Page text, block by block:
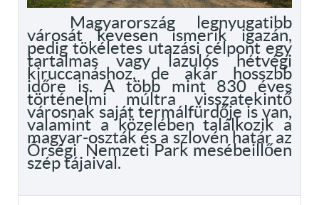
Magyarország legnyugatibb
városát kevesen ismerik igazán,
pedig tökéletes utazási célpont egy
tartalmas vagy lazulós hétvégi
kiruccanáshoz, de akár hosszbb
időre is. A több mint 830 éves
történelmi múltra visszatekintő
városnak saját termálfürdője is van,
valamint a közelében találkozik a
magyar-oszták és a szlovén határ az
Őrségi Nemzeti Park mesébeillően
szép tájaival.